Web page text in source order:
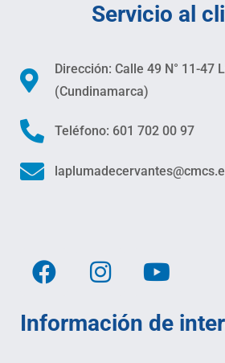
Servicio al
Dirección: Calle 49 N° 11-47
(Cundinamarca)
Teléfono: 601 702 00 97
Información de